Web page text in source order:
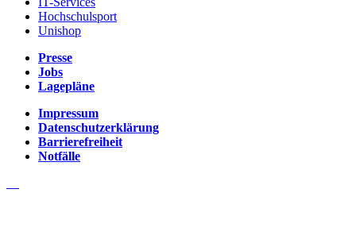
Hochschulsport
Unishop
Presse
Jobs
Lagepläne
Impressum
Datenschutzerklärung
Barrierefreiheit
Notfälle